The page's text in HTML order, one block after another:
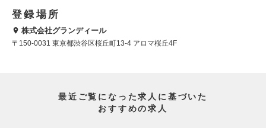
登録場所
株式会社グランディール
〒150-0031 東京都渋谷区桜丘町13-4 アロマ桜丘4F
最近ご覧になった求人に基づいた
おすすめの求人